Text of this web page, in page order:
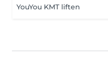
YouYou KMT liften